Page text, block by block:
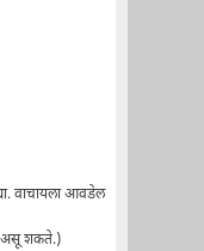
वाचायला आवडेल
असू शकते.)